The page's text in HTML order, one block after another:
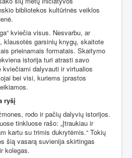
bibliotekos kultūrinės veiklos
kviečia visus. Nesvarbu, ar
klausotės garsinių knygų, skaitote
prieinamais formatais. Skaitymo
istorija turi atrasti savo
dalyvauti ir virtualios
bei visi, kuriems įprastos
ryšį
rodo ir pačių dalyvių istorijos.
tinkluose rašo: „Įtraukiau ir
kartu su trimis dukrytėmis.“ Tokių
šią vasarą suvienija skirtingas
kolegas.